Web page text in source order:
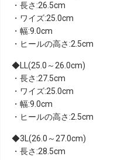
・長さ:26.5cm
・ワイズ:25.0cm
・幅:9.0cm
・ヒールの高さ:2.5cm
LL(25.0～26.0cm)
・長さ:27.5cm
・ワイズ:25.0cm
・幅:9.0cm
・ヒールの高さ:2.5cm
3L(26.0～27.0cm)
・長さ:28.5cm